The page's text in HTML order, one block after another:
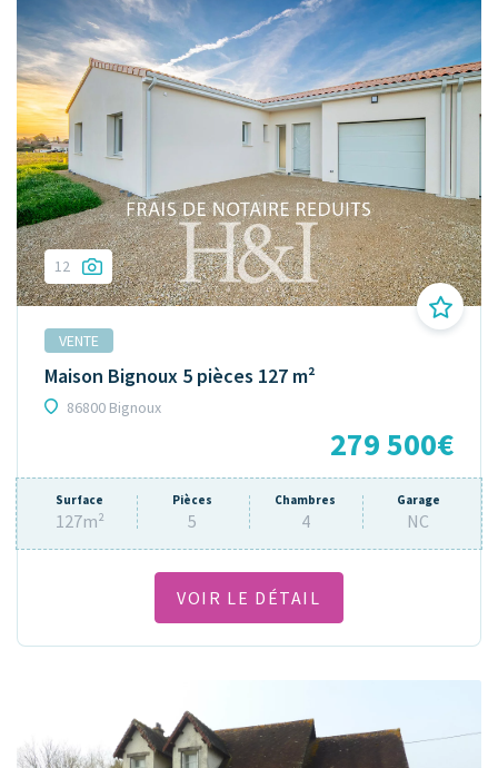
12
VENTE
Maison Bignoux 5 pièces 127 m²
86800 Bignoux
279 500€
Surface
127m²
Pièces
5
Chambres
4
Garage
NC
VOIR LE DÉTAIL